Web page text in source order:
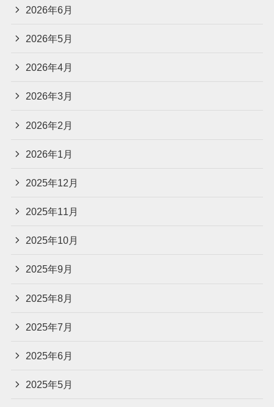
2026年6月
2026年5月
2026年4月
2026年3月
2026年2月
2026年1月
2025年12月
2025年11月
2025年10月
2025年9月
2025年8月
2025年7月
2025年6月
2025年5月